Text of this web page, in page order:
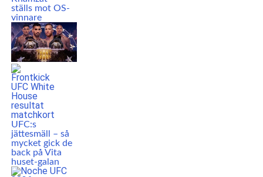
ställs mot OS-
vinnare
UFC:s
jättesmäll – så
mycket gick de
back på Vita
huset-galan